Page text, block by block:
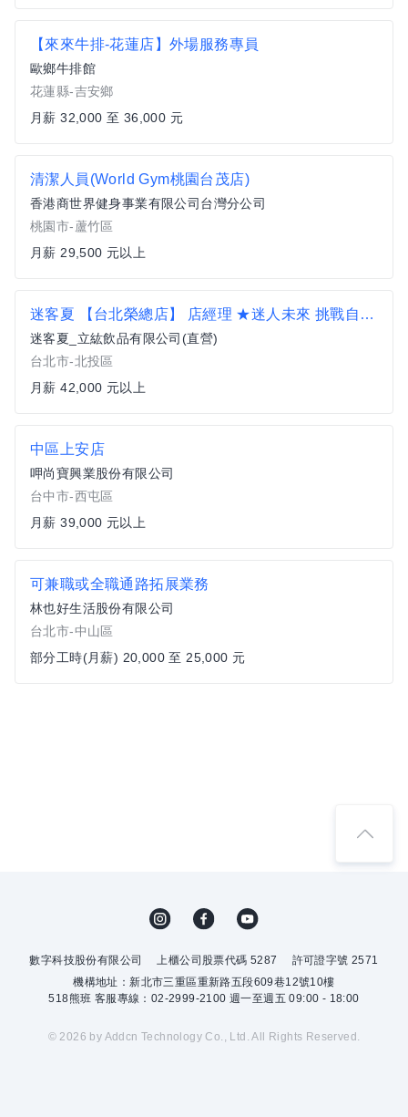
【來來牛排-花蓮店】外場服務專員
歐鄉牛排館
花蓮縣-吉安鄉
月薪 32,000 至 36,000 元
清潔人員(World Gym桃園台茂店)
香港商世界健身事業有限公司台灣分公司
桃園市-蘆竹區
月薪 29,500 元以上
迷客夏 【台北榮總店】 店經理 ★迷人未來 挑戰自我★42K起薪 擴大徵才
迷客夏_立紘飲品有限公司(直營)
台北市-北投區
月薪 42,000 元以上
中區上安店
呷尚寶興業股份有限公司
台中市-西屯區
月薪 39,000 元以上
可兼職或全職通路拓展業務
林也好生活股份有限公司
台北市-中山區
部分工時(月薪) 20,000 至 25,000 元
數字科技股份有限公司 上櫃公司股票代碼 5287
許可證字號 2571
機構地址：新北市三重區重新路五段609巷12號10樓
518熊班 客服專線：02-2999-2100 週一至週五 09:00 - 18:00
© 2026 by Addcn Technology Co., Ltd. All Rights Reserved.